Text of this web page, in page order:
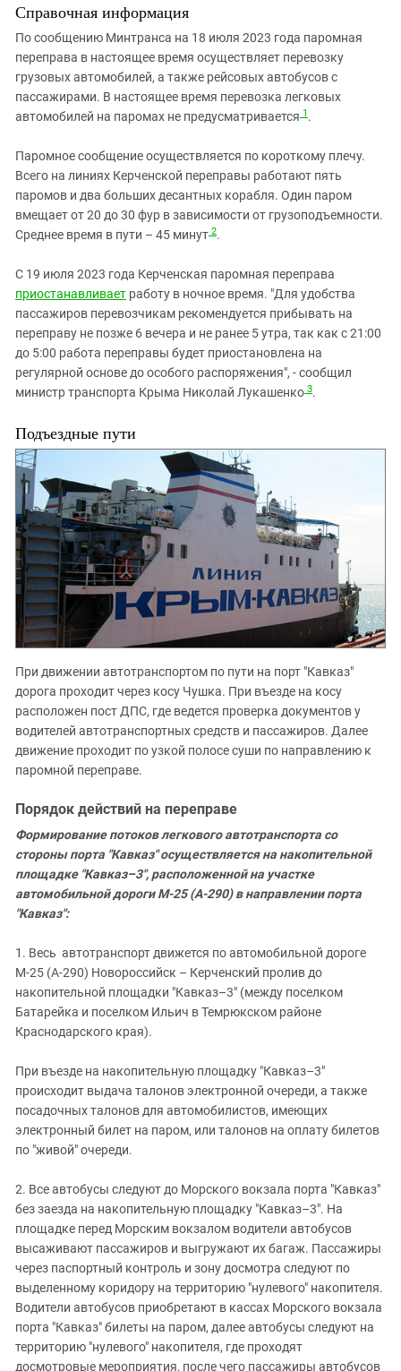
Справочная информация
По сообщению Минтранса на 18 июля 2023 года паромная
переправа в настоящее время осуществляет перевозку
грузовых автомобилей, а также рейсовых автобусов с
пассажирами. В настоящее время перевозка легковых
автомобилей на паромах не предусматривается 1 .
Паромное сообщение осуществляется по короткому плечу.
Всего на линиях Керченской переправы работают пять
паромов и два больших десантных корабля. Один паром
вмещает от 20 до 30 фур в зависимости от грузоподъемности.
Среднее время в пути – 45 минут 2.
C 19 июля 2023 года Керченская паромная переправа
приостанавливает работу в ночное время. "Для удобства
пассажиров перевозчикам рекомендуется прибывать на
переправу не позже 6 вечера и не ранее 5 утра, так как с 21:00
до 5:00 работа переправы будет приостановлена на
регулярной основе до особого распоряжения", - сообщил
министр транспорта Крыма Николай Лукашенко 3.
Подъездные пути
При движении автотранспортом по пути на порт "Кавказ"
дорога проходит через косу Чушка. При въезде на косу
расположен пост ДПС, где ведется проверка документов у
водителей автотранспортных средств и пассажиров. Далее
движение проходит по узкой полосе суши по направлению к
паромной переправе.
Порядок действий на переправе
Формирование потоков легкового автотранспорта со
стороны порта "Кавказ" осуществляется на накопительной
площадке "Кавказ–3", расположенной на участке
автомобильной дороги М-25 (А-290) в направлении порта
"Кавказ":
1. Весь автотранспорт движется по автомобильной дороге
М-25 (А-290) Новороссийск – Керченский пролив до
накопительной площадки "Кавказ–3" (между поселком
Батарейка и поселком Ильич в Темрюкском районе
Краснодарского края).
При въезде на накопительную площадку "Кавказ–3"
происходит выдача талонов электронной очереди, а также
посадочных талонов для автомобилистов, имеющих
электронный билет на паром, или талонов на оплату билетов
по "живой" очереди.
2. Все автобусы следуют до Морского вокзала порта "Кавказ"
без заезда на накопительную площадку "Кавказ–3". На
площадке перед Морским вокзалом водители автобусов
высаживают пассажиров и выгружают их багаж. Пассажиры
через паспортный контроль и зону досмотра следуют по
выделенному коридору на территорию "нулевого" накопителя.
Водители автобусов приобретают в кассах Морского вокзала
порта "Кавказ" билеты на паром, далее автобусы следуют на
территорию "нулевого" накопителя, где проходят
досмотровые мероприятия, после чего пассажиры автобусов